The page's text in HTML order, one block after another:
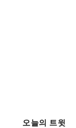
오늘의 트윗